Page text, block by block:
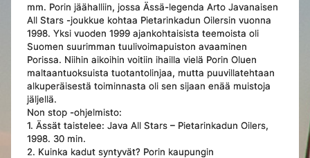
mm. Porin jäähalliin, jossa Ässä-legenda Arto Javanaisen
All Stars -joukkue kohtaa Pietarinkadun Oilersin vuonna
1998. Yksi vuoden 1999 ajankohtaisista teemoista oli
Suomen suurimman tuulivoimapuiston avaaminen
Porissa. Niihin aikoihin voitiin ihailla vielä Porin Oluen
maltaantuoksuista tuotantolinjaa, mutta puuvillatehtaan
alkuperäisestä toiminnasta oli sen sijaan enää muistoja
jäljellä.
Non stop -ohjelmisto:
1. Ässät taistelee: Java All Stars – Pietarinkadun Oilers,
1998. 30 min.
2. Kuinka kadut syntyvät? Porin kaupungin